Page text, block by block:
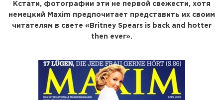
Кстати, фотографии эти не первой свежести, хотя
немецкий Maxim предпочитает представить их своим
читателям в свете «Britney Spears is back and hotter
then ever».